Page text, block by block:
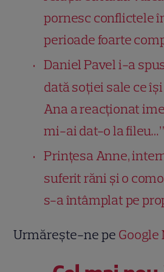
pornesc conflictele
perioade foarte
Daniel Pavel i-a
dată soției sale ce
Ana a reacționat
mi-ai dat-o la fileu…”
Prințesa Anne,
suferit răni și o
s-a întâmplat pe
Urmărește-ne pe Google